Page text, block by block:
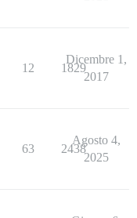
12 1829
Dicembre 1,
2017
63 2438
Agosto 4,
2025